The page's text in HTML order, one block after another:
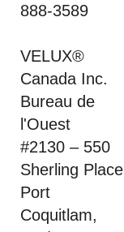
888-3589
VELUX®
Canada Inc.
Bureau de
l'Ouest
#2130 – 550
Sherling Place
Port
Coquitlam,